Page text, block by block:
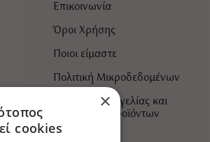
Επικοινωνία
Όροι Χρήσης
Ποιοι είμαστε
Πολιτική Μικροδεδομένων
Τρόποι Παραγγελίας και
Πληρωμής Προϊόντων
×
cookies